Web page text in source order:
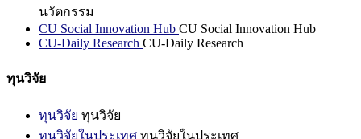
นวัตกรรม
CU Social Innovation Hub CU Social Innovation Hub
CU-Daily Research CU-Daily Research
ทุนวิจัย
ทุนวิจัย ทุนวิจัย
ทุนวิจัยในประเทศ ทุนวิจัยในประเทศ